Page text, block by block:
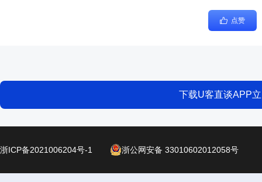
点赞
下载U客直谈APP
浙ICP备2021006204号-1 浙公网安备 33010602012058号